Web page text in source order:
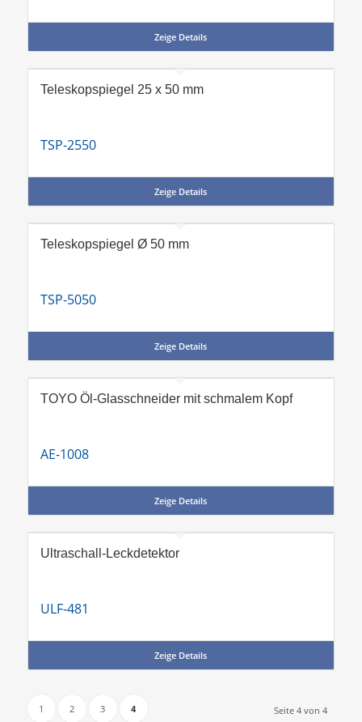
Zeige Details
Teleskopspiegel 25 x 50 mm
TSP-2550
Zeige Details
Teleskopspiegel Ø 50 mm
TSP-5050
Zeige Details
TOYO Öl-Glasschneider mit schmalem Kopf
AE-1008
Zeige Details
Ultraschall-Leckdetektor
ULF-481
Zeige Details
Seite 4 von 4
1 2 3 4